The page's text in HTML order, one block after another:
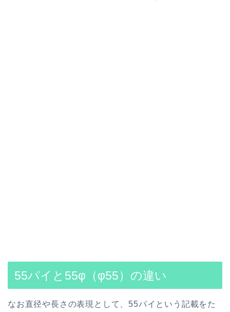
55パイと55φ（φ55）の違い
なお直径や長さの表現として、55パイという記載をた